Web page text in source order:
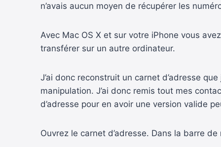
n’avais aucun moyen de récupérer les
Avec Mac OS X et sur votre iPhone vous
transférer sur un autre ordinateur.
J’ai donc reconstruit un carnet d’adresse
manipulation. J’ai donc remis tout mes
d’adresse pour en avoir une version valide
Ouvrez le carnet d’adresse. Dans la barre